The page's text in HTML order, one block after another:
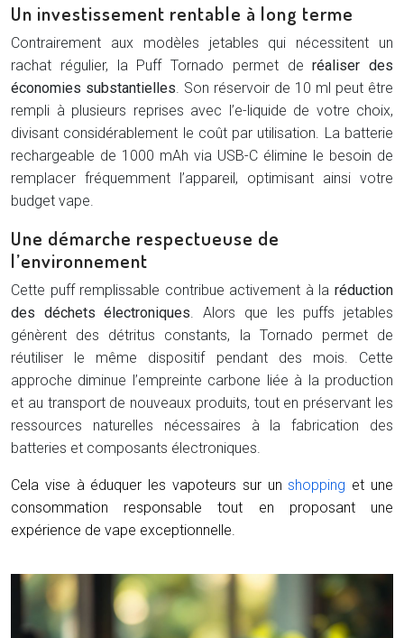
Un investissement rentable à long terme
Contrairement aux modèles jetables qui nécessitent un
rachat régulier, la Puff Tornado permet deréaliser des
économies substantielles. Son réservoir de 10 ml peut être
rempli à plusieurs reprises avec l’e-liquide de votre choix,
divisant considérablement le coût par utilisation. La batterie
rechargeable de 1000 mAh via USB-C élimine le besoin de
remplacer fréquemment l’appareil, optimisant ainsi votre
budget vape.
Une démarche respectueuse de
l’environnement
Cette puff remplissable contribue activement à la réduction
des déchets électroniques. Alors que les puffs jetables
génèrent des détritus constants, la Tornado permet de
réutiliser le même dispositif pendant des mois. Cette
approche diminue l’empreinte carbone liée à la production
et au transport de nouveaux produits, tout en préservant les
ressources naturelles nécessaires à la fabrication des
batteries et composants électroniques.
Cela vise à éduquer les vapoteurs sur unshopping et une
consommation responsable tout en proposant une
expérience de vape exceptionnelle.